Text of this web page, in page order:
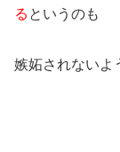
る というのも
嫉妬されないよ